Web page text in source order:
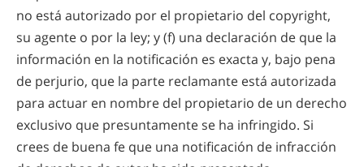
no está autorizado por el propietario del copyright,
su agente o por la ley; y (f) una declaración de que la
información en la notificación es exacta y, bajo pena
de perjurio, que la parte reclamante está autorizada
para actuar en nombre del propietario de un derecho
exclusivo que presuntamente se ha infringido. Si
crees de buena fe que una notificación de infracción